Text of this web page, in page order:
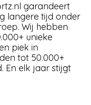
garandeert
langere tijd onder
Wij hebben
unieke
piek in
tot 50.000+
En elk jaar stijgt